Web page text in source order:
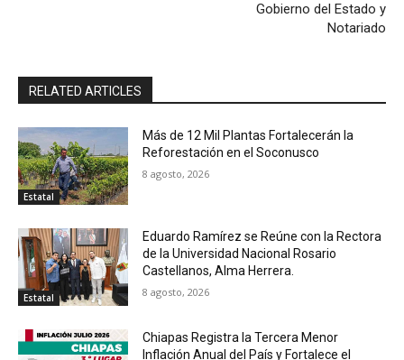
Gobierno del Estado y
Notariado
RELATED ARTICLES
Estatal
Más de 12 Mil Plantas Fortalecerán la
Reforestación en el Soconusco
8 agosto, 2026
Estatal
Eduardo Ramírez se Reúne con la Rectora
de la Universidad Nacional Rosario
Castellanos, Alma Herrera.
8 agosto, 2026
Chiapas Registra la Tercera Menor
Inflación Anual del País y Fortalece el